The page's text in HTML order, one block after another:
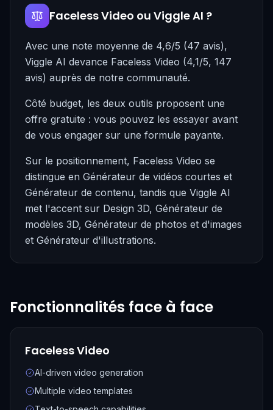
Faceless Video ou Viggle AI ?
Avec une note moyenne de 4,6/5 (47 avis),
Viggle AI devance Faceless Video (4,1/5, 147
avis) auprès de notre communauté.
Côté budget, les deux outils proposent une
offre gratuite : vous pouvez les essayer avant
de vous engager sur une formule payante.
Sur le positionnement, Faceless Video se
distingue en Générateur de vidéos courtes et
Générateur de contenu, tandis que Viggle AI
met l'accent sur Design 3D, Générateur de
modèles 3D, Générateur de photos et d'images
et Générateur d'illustrations.
Fonctionnalités face à face
Faceless Video
AI-driven video generation
Multiple video templates